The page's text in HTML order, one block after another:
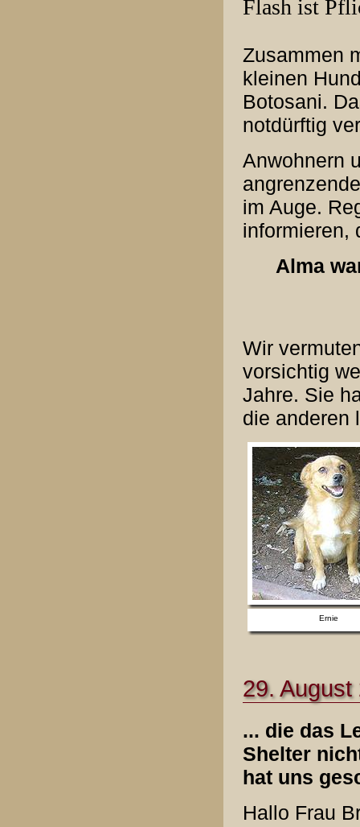
Flash ist
Zusammen
kleinen
Botosani.
notdürftig
Anwohnern
im Auge.
informieren,
Alma
Wir
vorsichtig
Jahre. Sie
die anderen
Ernie
29. August
... die das
Shelter
hat uns
Hallo Frau